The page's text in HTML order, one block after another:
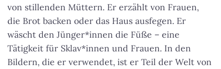
von stillenden Müttern. Er erzählt von Frauen,
die Brot backen oder das Haus ausfegen. Er
wäscht den Jünger*innen die Füße – eine
Tätigkeit für Sklav*innen und Frauen. In den
Bildern, die er verwendet, ist er Teil der Welt von